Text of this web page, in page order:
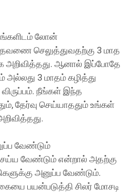
லோன்
செலுத்துவதற்கு 3 மாத
அறிவித்தது. ஆனால் இப்போதே
3 மாதம் கழித்து
நீங்கள் இந்த
தேர்வு செய்யாததும் உங்கள்
வேண்டும்
வேண்டும் என்றால் அதற்கு
அனுப்ப வேண்டும்.
பயன்படுத்தி சிலர் மோசடி